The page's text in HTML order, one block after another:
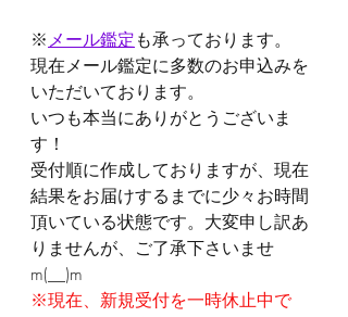
※メール鑑定も承っております。
現在メール鑑定に多数のお申込みを
いただいております。
いつも本当にありがとうございま
す！
受付順に作成しておりますが、現在
結果をお届けするまでに少々お時間
頂いている状態です。大変申し訳あ
りませんが、ご了承下さいませ
m(__)m
※現在、新規受付を一時休止中で